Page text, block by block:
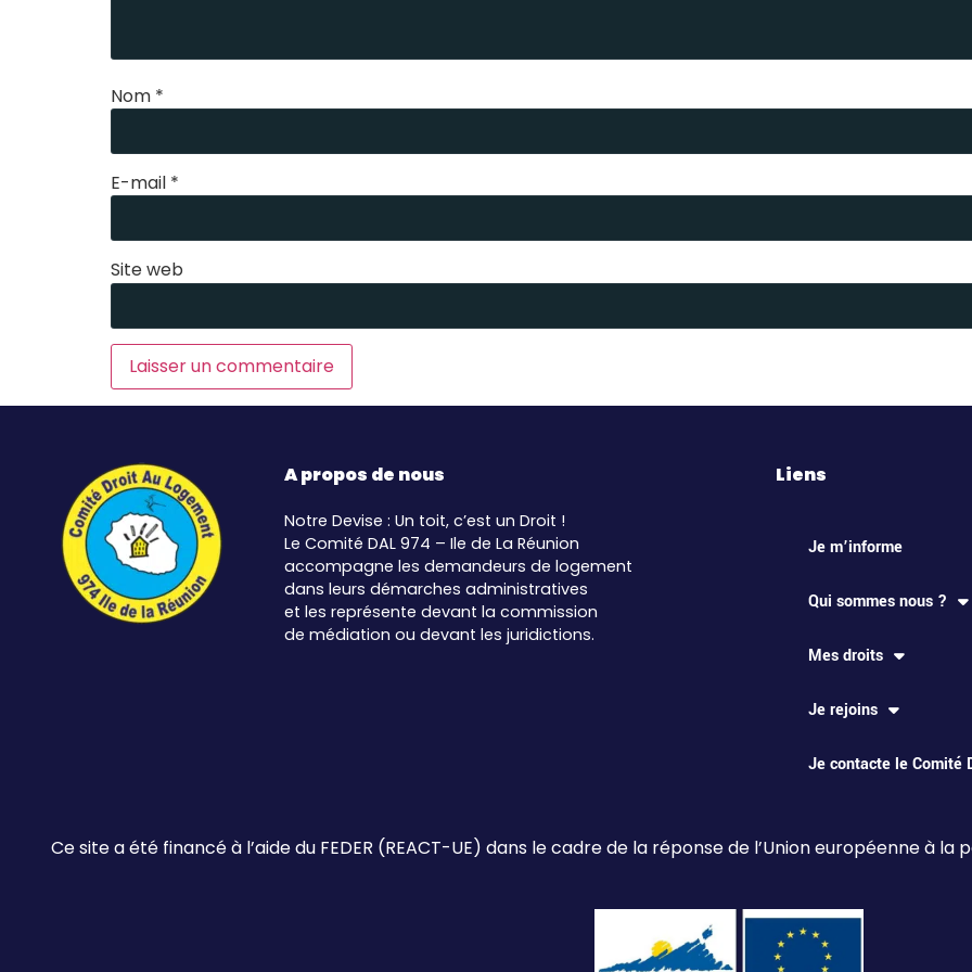
Nom *
E-mail *
Site web
A propos de nous
Notre Devise : Un toit, c’est un Droit !
Le Comité DAL 974 – Ile de La Réunion
accompagne les demandeurs de logement
dans leurs démarches administratives
et les représente devant la commission
de médiation ou devant les juridictions.
Liens
Je m’informe
Qui sommes nous ?
Mes droits
Je rejoins
Je contacte le Comité
Ce site a été financé à l’aide du FEDER (REACT-UE) dans le cadre de la réponse de l’Union européenne à la